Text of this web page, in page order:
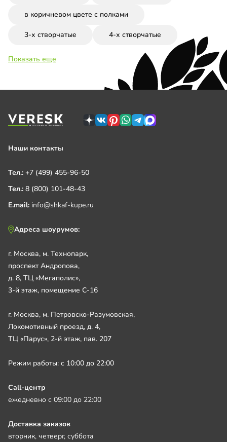
в коричневом цвете с полками
3-х створчатые 4-х створчатые
Показать еще
Наши контакты
Тел.: +7 (499) 455-96-50
Тел.: 8 (800) 101-48-43
E.mail: info@shkaf-kupe.ru
Адреса шоурумов:
г. Москва, м. Технопарк,
проспект Андропова,
д. 8, ТЦ «Мегаполис»,
3-й этаж, помещение С-16
г. Москва, м. Петровско-Разумовская,
Локомотивный проезд, д. 4,
ТЦ «Парус», 2-й этаж, пав. 207
Режим работы: с 10:00 до 22:00
Call-центр
ежедневно с 09:00 до 22:00
Доставка заказов
вторник, четверг, суббота